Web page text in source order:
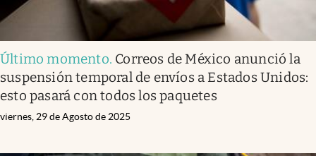
Último momento. Correos de México anunció la
suspensión temporal de envíos a Estados Unidos:
esto pasará con todos los paquetes
viernes, 29 de Agosto de 2025